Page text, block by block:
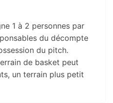
1 à 2 personnes par
du décompte
du pitch.
de basket peut
un terrain plus petit